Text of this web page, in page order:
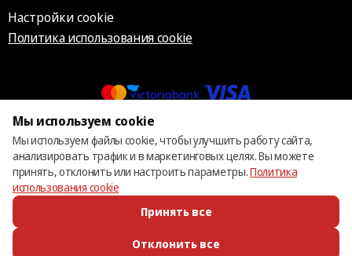
Настройки cookie
Политика использования cookie
© 2013 – 2026 ECOM
Мы используем cookie
Мы используем файлы cookie, чтобы улучшить работу сайта,
анализировать трафик и в маркетинговых целях. Вы можете
принять, отклонить или настроить параметры.Политика
использования cookie
Принять все
Отклонить все